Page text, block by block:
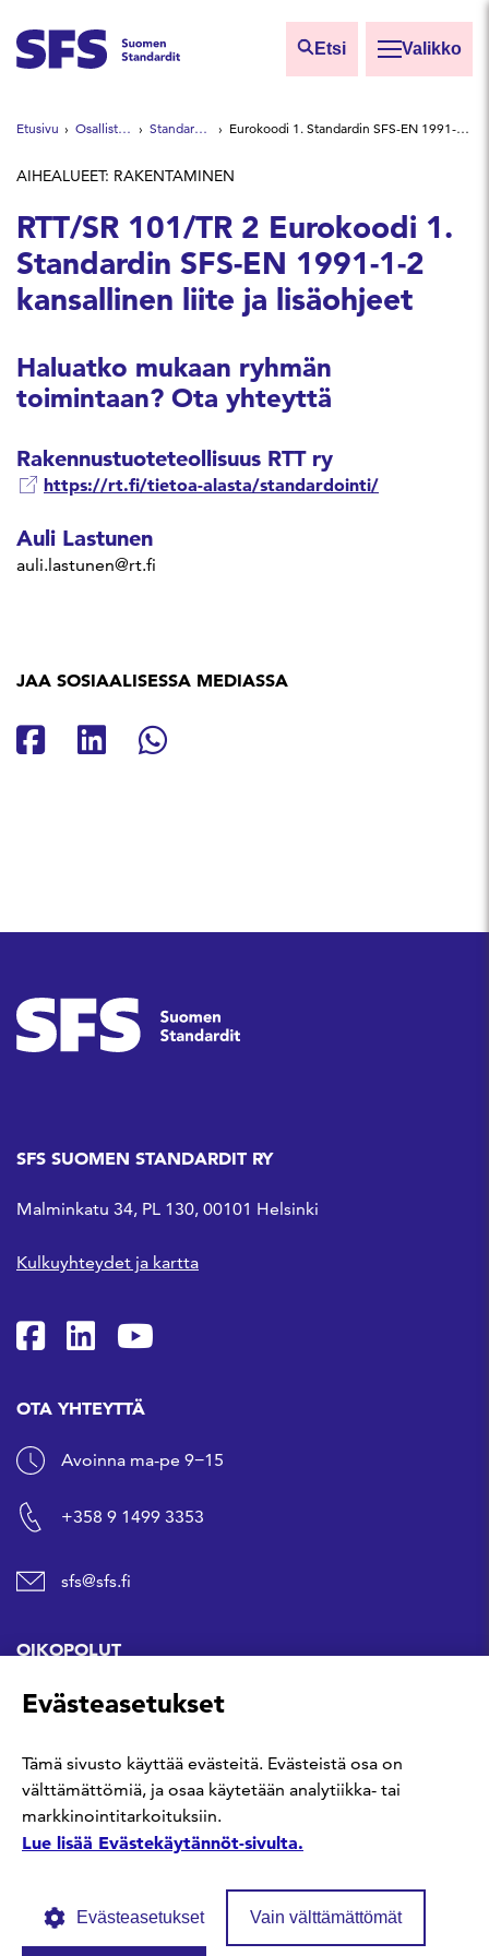
Etsi Valikko
Etsi sivuilta
Hae hakutermillä
Etusivu Osallistu ja vaikuta Standardointiryhmät Eurokoodi 1. Standardin SFS-EN 1991-1-2 kansallinen liite ja lisäohjeet
AIHEALUEET: RAKENTAMINEN
RTT/SR 101/TR 2 Eurokoodi 1.
Standardin SFS-EN 1991-1-2
kansallinen liite ja lisäohjeet
Haluatko mukaan ryhmän
toimintaan? Ota yhteyttä
Rakennustuoteteollisuus RTT ry
https://rt.fi/tietoa-alasta/standardointi/
Auli Lastunen
auli.lastunen@rt.fi
JAA SOSIAALISESSA MEDIASSA
Jaa Facebookissa
Jaa Linkedinissä
Jaa Whatsappissa
SFS SUOMEN STANDARDIT RY
Malminkatu 34, PL 130, 00101 Helsinki
Kulkuyhteydet ja kartta
SFS Facebookissa
SFS Linkedinissä
SFS Youtubessa
OTA YHTEYTTÄ
Avoinna ma-pe 9−15
+358 9 1499 3353
sfs@sfs.fi
OIKOPOLUT
Hanki standardi
Kommentoi tekeillä olevia standardeja
Evästeasetukset
Tämä sivusto käyttää evästeitä. Evästeistä osa on
välttämättömiä, ja osaa käytetään analytiikka- tai
markkinointitarkoituksiin.
Lue lisää Evästekäytännöt-sivulta.
Evästeasetukset Vain välttämättömät